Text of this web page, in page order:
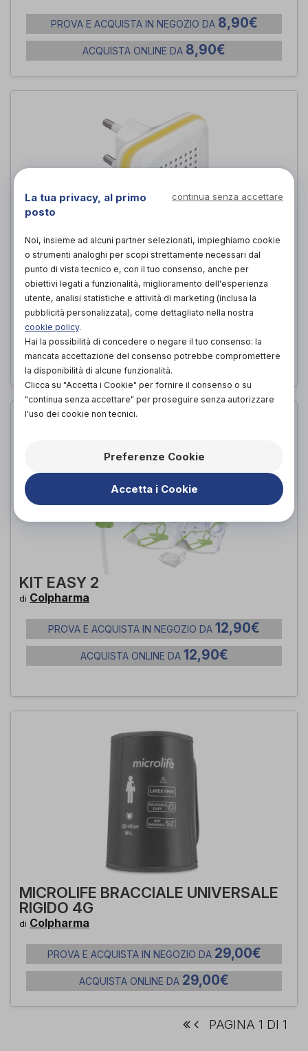
PROVA E ACQUISTA IN NEGOZIO DA 8,90€
ACQUISTA ONLINE DA 8,90€
Double Defence Home
diColpharma
PROVA E ACQUISTA IN NEGOZIO DA24,90€
ACQUISTA ONLINE DA 24,90€
KIT EASY 2
di Colpharma
PROVA E ACQUISTA IN NEGOZIO DA 12,90€
ACQUISTA ONLINE DA 12,90€
MICROLIFE BRACCIALE UNIVERSALE
RIGIDO 4G
di Colpharma
PROVA E ACQUISTA IN NEGOZIO DA 29,00€
ACQUISTA ONLINE DA 29,00€
PAGINA 1 DI 1
La tua privacy, al primo
posto
continua senza accettare
Noi, insieme ad alcuni partner selezionati, impieghiamo cookie
o strumenti analoghi per scopi strettamente necessari dal
punto di vista tecnico e, con il tuo consenso, anche per
obiettivi legati a funzionalità, miglioramento dell'esperienza
utente, analisi statistiche e attività di marketing (inclusa la
pubblicità personalizzata), come dettagliato nella nostra
cookie policy.
Hai la possibilità di concedere o negare il tuo consenso: la
mancata accettazione del consenso potrebbe compromettere
la disponibilità di alcune funzionalità.
Clicca su "Accetta i Cookie" per fornire il consenso o su
"continua senza accettare" per proseguire senza autorizzare
l'uso dei cookie non tecnici.
Preferenze Cookie
Accetta i Cookie